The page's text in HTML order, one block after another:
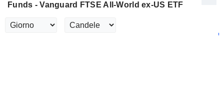
Funds - Vanguard FTSE All-World ex-US ETF